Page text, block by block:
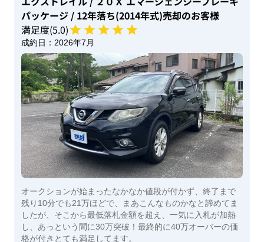
パッケージ / 12年落ち(2014年式)売却のお客様
満足度(5.0)
成約日： 2026年7月
オークションが始まったなかなか値段が付かず、終了まで
残り10分でも21万ほどで、まあこんなものかなと諦めてま
したが、そこから最低落札金額を超え、一気に入札が加熱
し、あっという間に30万突破！最終的に40万オーバーの価
格が付きとても満足してます。